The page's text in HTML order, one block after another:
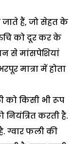
जाते हैं, जो सेहत के
को दूर कर के
से मांसपेशियां
मात्रा में होता
को किसी भी रूप
करती है.
ग्वार फली की